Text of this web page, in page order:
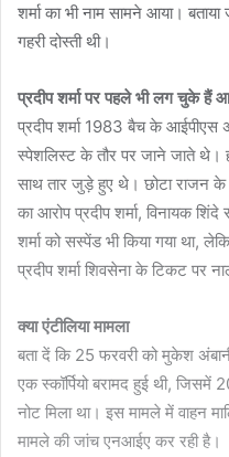
शर्मा का भी नाम सामने आया। बताया
गहरी दोस्ती थी।
प्रदीप शर्मा पर पहले भी लग चुके हैं
प्रदीप शर्मा 1983 बैच के आईपीएस
स्पेशलिस्ट के तौर पर जाने जाते थे।
साथ तार जुड़े हुए थे। छोटा राजन
का आरोप प्रदीप शर्मा, विनायक
शर्मा को सस्पेंड भी किया गया था,
प्रदीप शर्मा शिवसेना के टिकट पर
क्या एंटीलिया मामला
बता दें कि 25 फरवरी को मुकेश
एक स्कॉर्पियो बरामद हुई थी,
नोट मिला था। इस मामले में वाहन
मामले की जांच एनआईए कर रही है।